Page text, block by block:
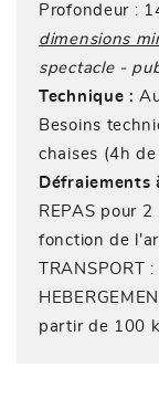
Profondeur :
dimensions
spectacle -
Technique :
Besoins
chaises (4h
Défraiements
REPAS pour
fonction de
TRANSPORT
partir de 100